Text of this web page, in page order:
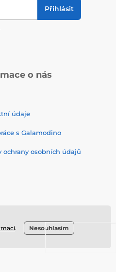
Přihlásit
o nás
údaje
s Galamodino
ochrany osobních údajů
.
Nesouhlasím